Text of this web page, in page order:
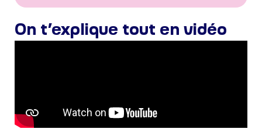
On t’explique tout en vidéo